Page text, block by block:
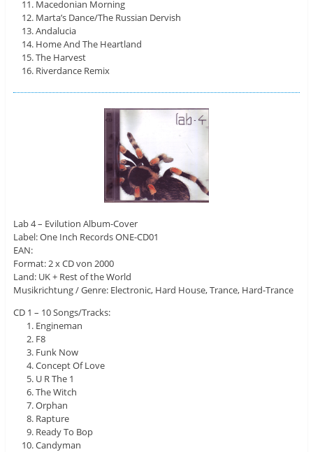
Macedonian Morning
Marta’s Dance/The Russian Dervish
Andalucia
Home And The Heartland
The Harvest
Riverdance Remix
Lab 4 – Evilution Album-Cover
Label: One Inch Records ONE-CD01
EAN:
Format: 2 x CD von 2000
Land: UK + Rest of the World
Musikrichtung / Genre: Electronic, Hard House, Trance, Hard-Trance
CD 1 – 10 Songs/Tracks:
Engineman
F8
Funk Now
Concept Of Love
U R The 1
The Witch
Orphan
Rapture
Ready To Bop
Candyman